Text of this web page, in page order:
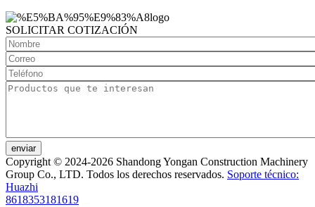
SOLICITAR COTIZACIÓN
enviar
Copyright © 2024-2026 Shandong Yongan Construction Machinery
Group Co., LTD. Todos los derechos reservados. Soporte técnico:
Huazhi
8618353181619